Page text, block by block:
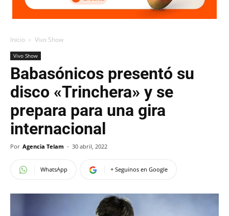
Inicio Vivo Show
Vivo Show
Babasónicos presentó su
disco «Trinchera» y se
prepara para una gira
internacional
Por Agencia Telam - 30 abril, 2022
WhatsApp + Seguinos en Google